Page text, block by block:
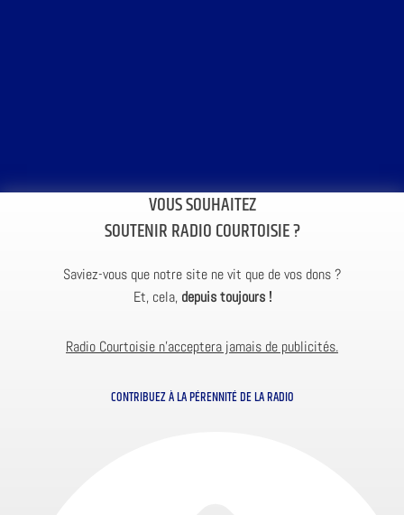
VOUS SOUHAITEZ
SOUTENIR RADIO COURTOISIE ?
Saviez-vous que notre site ne vit que de vos dons ?
Et, cela, depuis toujours !
Radio Courtoisie n’acceptera jamais de publicités.
CONTRIBUEZ À LA PÉRENNITÉ DE LA RADIO